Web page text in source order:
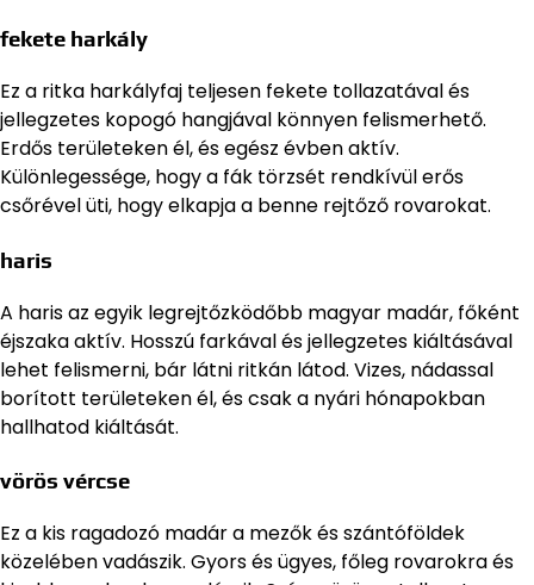
fekete harkály
Ez a ritka harkályfaj teljesen fekete tollazatával és
jellegzetes kopogó hangjával könnyen felismerhető.
Erdős területeken él, és egész évben aktív.
Különlegessége, hogy a fák törzsét rendkívül erős
csőrével üti, hogy elkapja a benne rejtőző rovarokat.
haris
A haris az egyik legrejtőzködőbb magyar madár, főként
éjszaka aktív. Hosszú farkával és jellegzetes kiáltásával
lehet felismerni, bár látni ritkán látod. Vizes, nádassal
borított területeken él, és csak a nyári hónapokban
hallhatod kiáltását.
vörös vércse
Ez a kis ragadozó madár a mezők és szántóföldek
közelében vadászik. Gyors és ügyes, főleg rovarokra és